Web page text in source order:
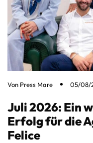
Von Press Mare 05/08/
Juli 2026: Ein
Erfolg für die
Felice